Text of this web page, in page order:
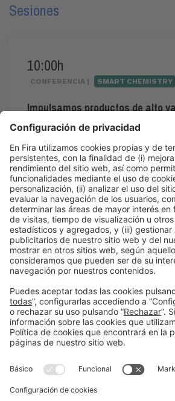
Sesiones
10:00h
CONFERENCIA | SMART CHEMISTRY
Impulsamos productos de alto
poliolefinas Repsol Reciclex®
Vie 5 10:00h - 10:30h
Acceso público
Leer más